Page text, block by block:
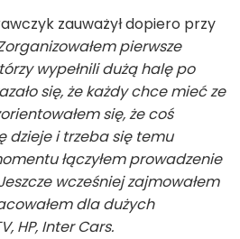
zauważył dopiero przy
pierwsze
wypełnili dużą halę po
się, że każdy chce mieć ze
się, że coś
dzieje i trzeba się temu
łączyłem prowadzenie
wcześniej zajmowałem
dla dużych
HP, Inter Cars.